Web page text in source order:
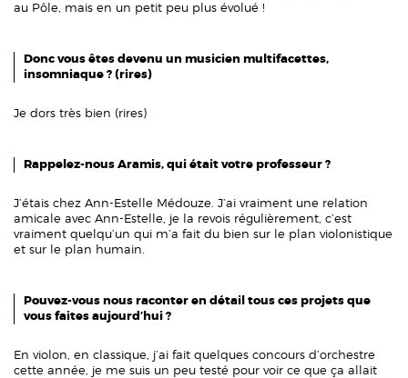
au Pôle, mais en un petit peu plus évolué !
Donc vous êtes devenu un musicien multifacettes,
insomniaque ? (rires)
Je dors très bien (rires)
Rappelez-nous Aramis, qui était votre professeur ?
J’étais chez Ann-Estelle Médouze. J’ai vraiment une relation
amicale avec Ann-Estelle, je la revois régulièrement, c’est
vraiment quelqu’un qui m’a fait du bien sur le plan violonistique
et sur le plan humain.
Pouvez-vous nous raconter en détail tous ces projets que
vous faites aujourd’hui ?
En violon, en classique, j’ai fait quelques concours d’orchestre
cette année, je me suis un peu testé pour voir ce que ça allait